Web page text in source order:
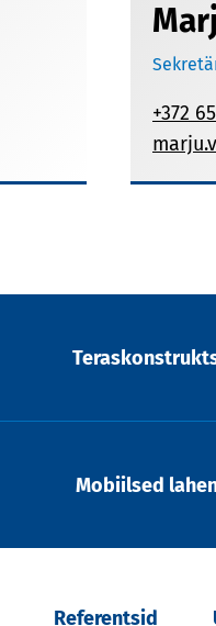
+372
Mobiilsed
Referentsid